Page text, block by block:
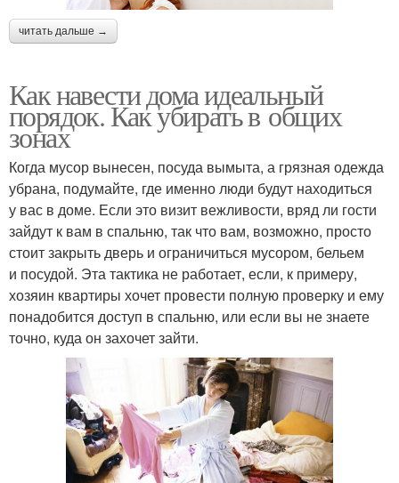
читать дальше →
Как навести дома идеальный
порядок. Как убирать в общих
зонах
Когда мусор вынесен, посуда вымыта, а грязная одежда
убрана, подумайте, где именно люди будут находиться
у вас в доме. Если это визит вежливости, вряд ли гости
зайдут к вам в спальню, так что вам, возможно, просто
стоит закрыть дверь и ограничиться мусором, бельем
и посудой. Эта тактика не работает, если, к примеру,
хозяин квартиры хочет провести полную проверку и ему
понадобится доступ в спальню, или если вы не знаете
точно, куда он захочет зайти.